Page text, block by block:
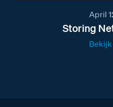
April
Storing